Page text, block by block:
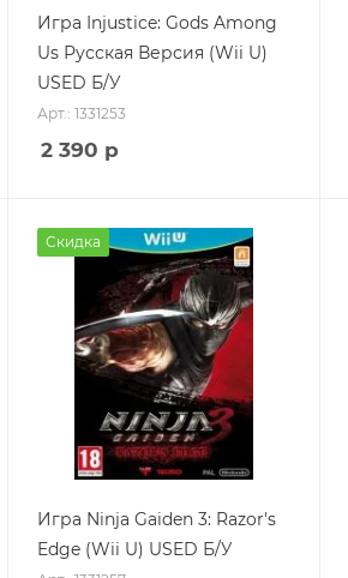
Игра Injustice: Gods Among
Us Русская Версия (Wii U)
USED Б/У
Арт.: 1331253
2 390 р
Скидка
Игра Ninja Gaiden 3: Razor's
Edge (Wii U) USED Б/У